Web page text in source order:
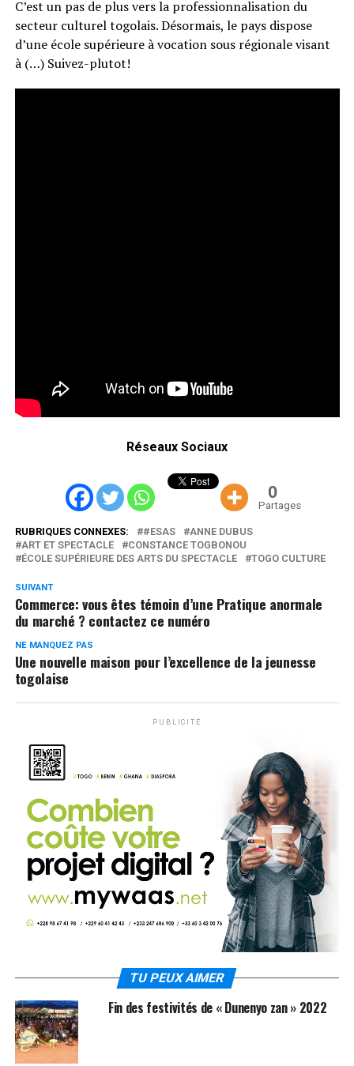
C’est un pas de plus vers la professionnalisation du
secteur culturel togolais. Désormais, le pays dispose
d’une école supérieure à vocation sous régionale visant
à (…) Suivez-plutot!
Réseaux Sociaux
0
Partages
RUBRIQUES CONNEXES: #ESAS
ANNE DUBUS
ART ET SPECTACLE
CONSTANCE TOGBONOU
ÉCOLE SUPÉRIEURE DES ARTS DU SPECTACLE
TOGO CULTURE
SUIVANT
Commerce: vous êtes témoin d’une Pratique anormale
du marché ? contactez ce numéro
NE MANQUEZ PAS
Une nouvelle maison pour l’excellence de la jeunesse
togolaise
PUBLICITÉ
TU PEUX AIMER
Fin des festivités de « Dunenyo zan » 2022